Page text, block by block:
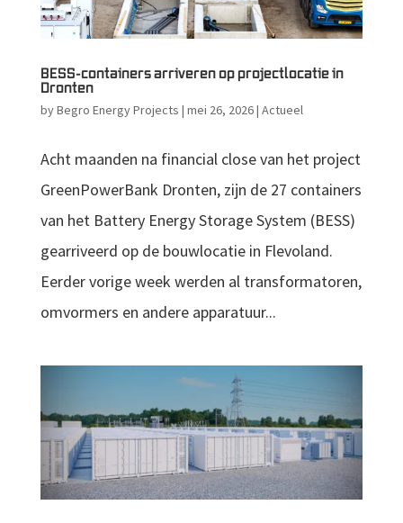
BESS-containers arriveren op projectlocatie in
Dronten
byBegro Energy Projects | mei 26, 2026| Actueel
Acht maanden na financial close van het project
GreenPowerBank Dronten, zijn de 27 containers
van het Battery Energy Storage System (BESS)
gearriveerd op de bouwlocatie in Flevoland.
Eerder vorige week werden al transformatoren,
omvormers en andere apparatuur...